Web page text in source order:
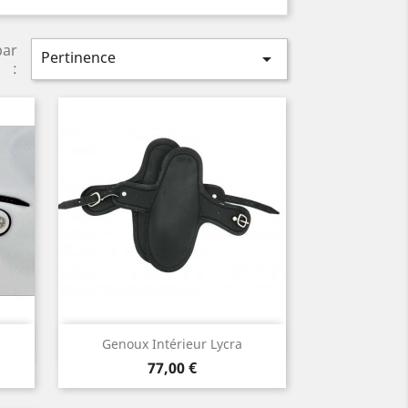
:
Pertinence 
Genoux Intérieur Lycra
Prix
77,00 €
Aperçu rapide